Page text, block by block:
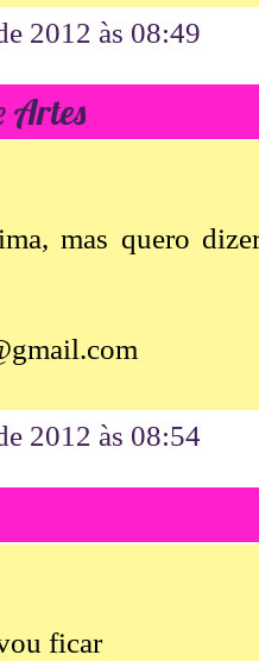
2012 às 08:49
Artes
mas quero
2012 às 08:54
ficar